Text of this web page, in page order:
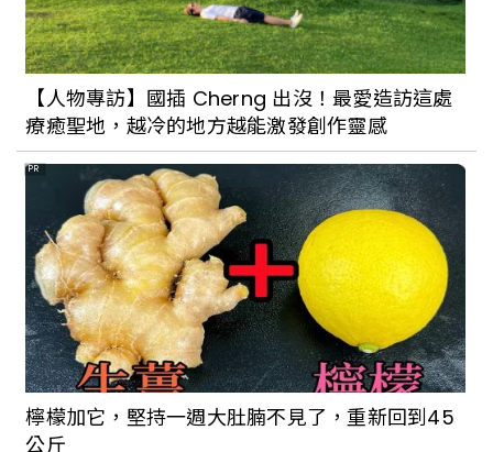
【人物專訪】國插 Cherng 出沒！最愛造訪這處
療癒聖地，越冷的地方越能激發創作靈感
PR
檸檬加它，堅持一週大肚腩不見了，重新回到45
公斤